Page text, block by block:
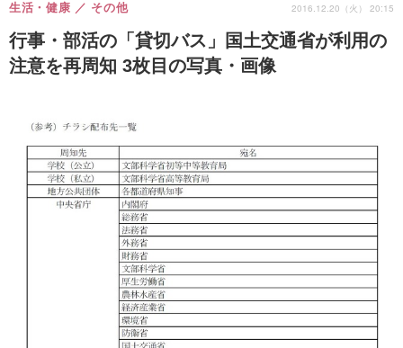
行事・部活の「貸切バス」国土交通省が利用の
注意を再周知 3枚目の写真・画像
生活・健康 その他 2016.12.20（火） 20:15